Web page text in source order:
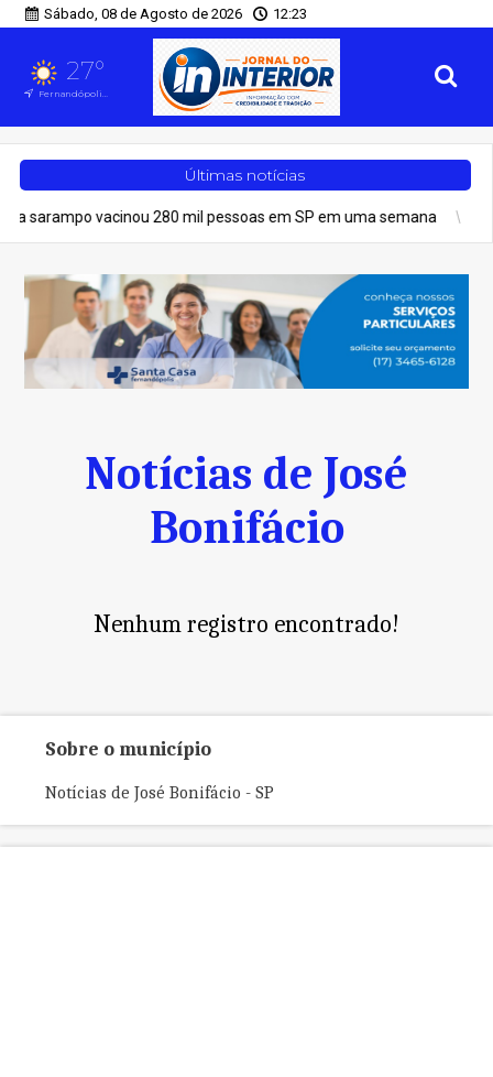
Sábado, 08 de Agosto de 2026 12:23
27°
Fernandópolis, SP
Últimas notícias
vacinou 280 mil pessoas em SP em uma semana Geral
Notícias de José
Bonifácio
Nenhum registro encontrado!
Sobre o município
Notícias de José Bonifácio - SP